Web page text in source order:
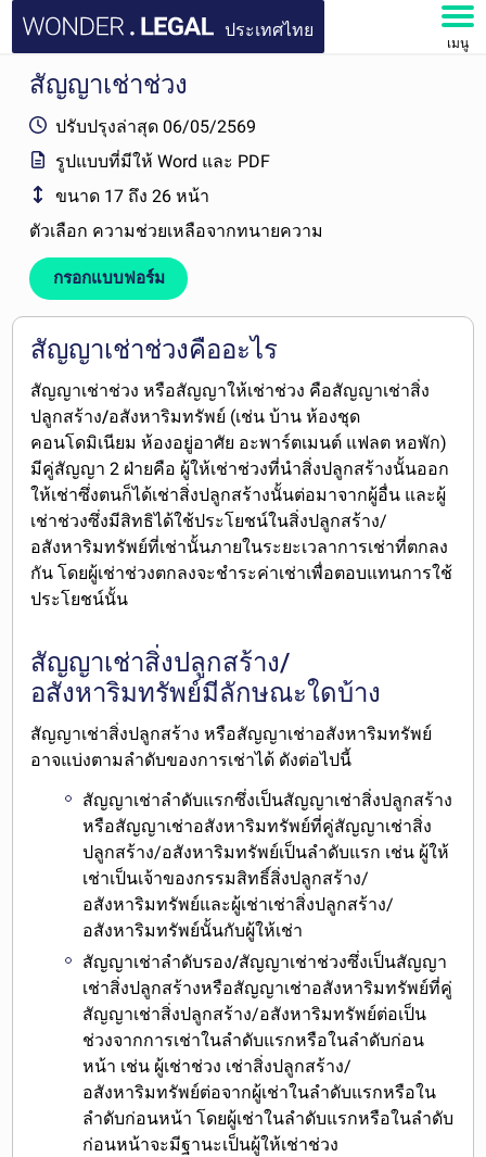
ประเทศไทย
เมนู
หน้าหลัก
เอกสาร
คำถามที่พบบ่อย
บัญชีของฉัน
สัญญาเช่าช่วง
ปรับปรุงล่าสุด 06/05/2569
รูปแบบที่มีให้Word และ PDF
ขนาด 17 ถึง 26 หน้า
ตัวเลือก ความช่วยเหลือจากทนายความ
กรอกแบบฟอร์ม
สัญญาเช่าช่วงคืออะไร
สัญญาเช่าช่วง หรือสัญญาให้เช่าช่วง คือสัญญาเช่าสิ่ง
ปลูกสร้าง/อสังหาริมทรัพย์ (เช่น บ้าน ห้องชุด
คอนโดมิเนียม ห้องอยู่อาศัย อะพาร์ตเมนต์ แฟลต หอพัก)
มีคู่สัญญา 2 ฝ่ายคือ ผู้ให้เช่าช่วงที่นำสิ่งปลูกสร้างนั้นออก
ให้เช่าซึ่งตนก็ได้เช่าสิ่งปลูกสร้างนั้นต่อมาจากผู้อื่น และผู้
เช่าช่วงซึ่งมีสิทธิได้ใช้ประโยชน์ในสิ่งปลูกสร้าง/
อสังหาริมทรัพย์ที่เช่านั้นภายในระยะเวลาการเช่าที่ตกลง
กัน โดยผู้เช่าช่วงตกลงจะชำระค่าเช่าเพื่อตอบแทนการใช้
ประโยชน์นั้น
สัญญาเช่าสิ่งปลูกสร้าง/
อสังหาริมทรัพย์มีลักษณะใดบ้าง
สัญญาเช่าสิ่งปลูกสร้าง หรือสัญญาเช่าอสังหาริมทรัพย์
อาจแบ่งตามลำดับของการเช่าได้ ดังต่อไปนี้
สัญญาเช่าลำดับแรกซึ่งเป็นสัญญาเช่าสิ่งปลูกสร้าง
หรือสัญญาเช่าอสังหาริมทรัพย์ที่คู่สัญญาเช่าสิ่ง
ปลูกสร้าง/อสังหาริมทรัพย์เป็นลำดับแรก เช่น ผู้ให้
เช่าเป็นเจ้าของกรรมสิทธิ์สิ่งปลูกสร้าง/
อสังหาริมทรัพย์และผู้เช่าเช่าสิ่งปลูกสร้าง/
อสังหาริมทรัพย์นั้นกับผู้ให้เช่า
สัญญาเช่าลำดับรอง/สัญญาเช่าช่วงซึ่งเป็นสัญญา
เช่าสิ่งปลูกสร้างหรือสัญญาเช่าอสังหาริมทรัพย์ที่คู่
สัญญาเช่าสิ่งปลูกสร้าง/อสังหาริมทรัพย์ต่อเป็น
ช่วงจากการเช่าในลำดับแรกหรือในลำดับก่อน
หน้า เช่น ผู้เช่าช่วง เช่าสิ่งปลูกสร้าง/
อสังหาริมทรัพย์ต่อจากผู้เช่าในลำดับแรกหรือใน
ลำดับก่อนหน้า โดยผู้เช่าในลำดับแรกหรือในลำดับ
ก่อนหน้าจะมีฐานะเป็นผู้ให้เช่าช่วง